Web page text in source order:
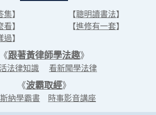
集】 【聰明讀書法】
看】 【進修有一套】
過】
《跟著黃律師學法趣》
法律知識 看新聞學法律
《波霸取經》
納學霸書 時事影音講座